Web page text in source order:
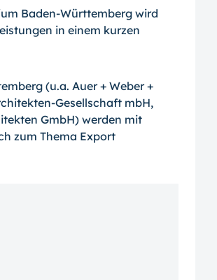
Baden-Württemberg wird
in einem kurzen
(u.a. Auer + Weber +
Gesellschaft mbH,
GmbH) werden mit
zum Thema Export